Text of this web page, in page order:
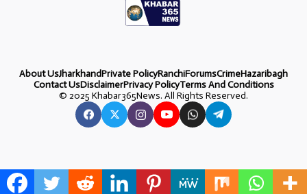
About UsJharkhandPrivate PolicyRanchiForumsCrimeHazaribagh
Contact UsDisclaimerPrivacy PolicyTerms And Conditions
© 2025 Khabar365News. All Rights Reserved.